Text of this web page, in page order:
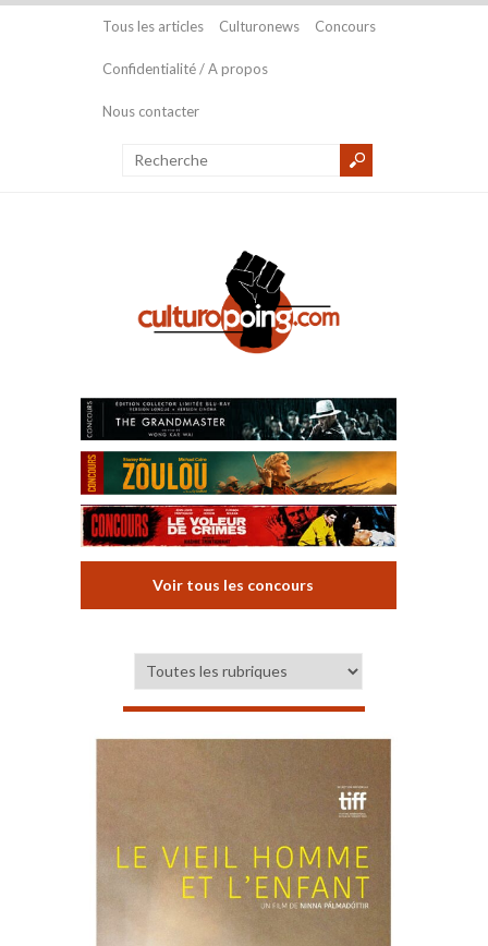
Tous les articles Culturonews Concours
Confidentialité / A propos
Nous contacter
Voir tous les concours